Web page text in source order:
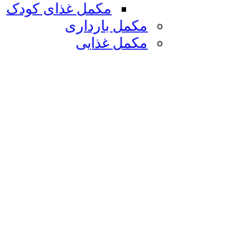
مکمل غذای کودک
مکمل بارداری
مکمل غذایی